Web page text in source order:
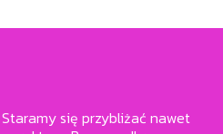
się przybliżać nawet